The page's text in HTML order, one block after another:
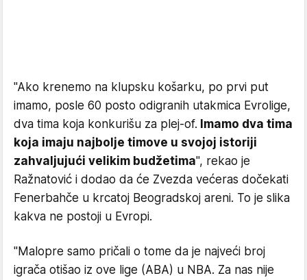
"Ako krenemo na klupsku košarku, po prvi put
imamo, posle 60 posto odigranih utakmica Evrolige,
dva tima koja konkurišu za plej-of. Imamo dva tima
koja imaju najbolje timove u svojoj istoriji
zahvaljujući velikim budžetima", rekao je
Ražnatović i dodao da će Zvezda većeras dočekati
Fenerbahče u krcatoj Beogradskoj areni. To je slika
kakva ne postoji u Evropi.
"Malopre samo pričali o tome da je najveći broj
igrača otišao iz ove lige (ABA) u NBA. Za nas nije